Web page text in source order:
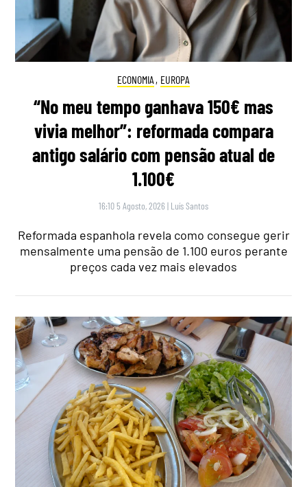
ECONOMIA , EUROPA
“No meu tempo ganhava 150€ mas
vivia melhor”: reformada compara
antigo salário com pensão atual de
1.100€
16:10 5 Agosto, 2026 | Luís Santos
Reformada espanhola revela como consegue gerir
mensalmente uma pensão de 1.100 euros perante
preços cada vez mais elevados